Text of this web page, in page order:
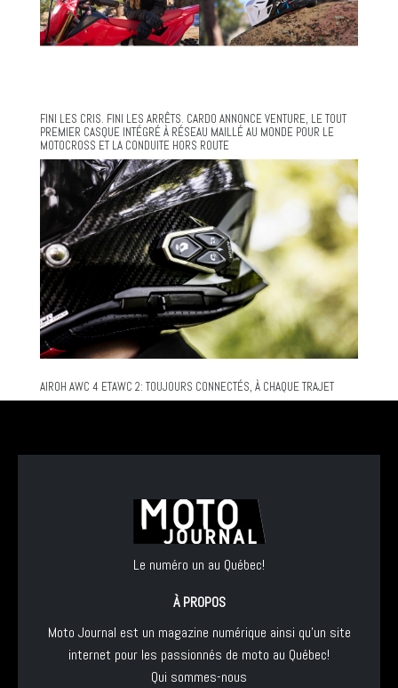
FINI LES CRIS. FINI LES ARRÊTS. CARDO ANNONCE VENTURE, LE TOUT
PREMIER CASQUE INTÉGRÉ À RÉSEAU MAILLÉ AU MONDE POUR LE
MOTOCROSS ET LA CONDUITE HORS ROUTE
AIROH AWC 4 ETAWC 2: TOUJOURS CONNECTÉS, À CHAQUE TRAJET
Le numéro un au Québec!
À PROPOS
Moto Journal est un magazine numérique ainsi qu'un site
internet pour les passionnés de moto au Québec!
Qui sommes-nous